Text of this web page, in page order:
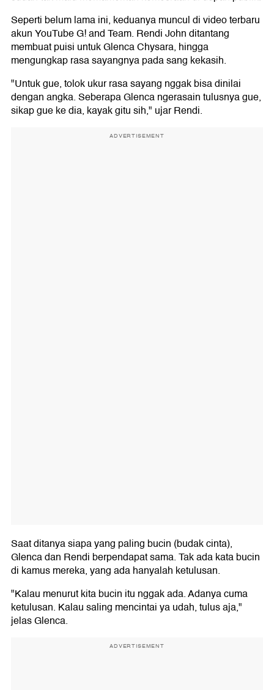
Seperti belum lama ini, keduanya muncul di video terbaru
akun YouTube G! and Team. Rendi John ditantang
membuat puisi untuk Glenca Chysara, hingga
mengungkap rasa sayangnya pada sang kekasih.
"Untuk gue, tolok ukur rasa sayang nggak bisa dinilai
dengan angka. Seberapa Glenca ngerasain tulusnya gue,
sikap gue ke dia, kayak gitu sih," ujar Rendi.
ADVERTISEMENT
Saat ditanya siapa yang paling bucin (budak cinta),
Glenca dan Rendi berpendapat sama. Tak ada kata bucin
di kamus mereka, yang ada hanyalah ketulusan.
"Kalau menurut kita bucin itu nggak ada. Adanya cuma
ketulusan. Kalau saling mencintai ya udah, tulus aja,"
jelas Glenca.
ADVERTISEMENT